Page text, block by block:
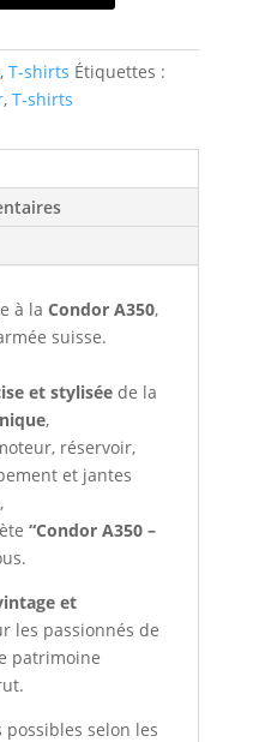
, T-shirts Étiquettes :
, T-shirts
à la Condor A350,
suisse.
et styliséede la
,
réservoir,
et jantes
“Condor A350 –
et
les passionnés de
patrimoine
possibles selon les